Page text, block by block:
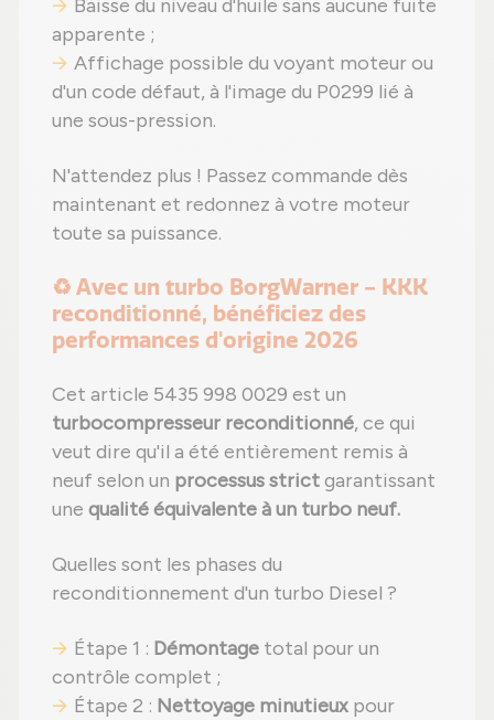
Baisse du niveau d'huile sans aucune fuite
apparente ;
Affichage possible du voyant moteur ou
d'un code défaut, à l'image du P0299 lié à
une sous-pression.
N'attendez plus ! Passez commande dès
maintenant et redonnez à votre moteur
toute sa puissance.
♻️ Avec un turbo BorgWarner - KKK
reconditionné, bénéficiez des
performances d'origine 2026
Cet article 5435 998 0029 est un
turbocompresseur reconditionné, ce qui
veut dire qu'il a été entièrement remis à
neuf selon un processus strictgarantissant
une qualité équivalente à un turbo neuf.
Quelles sont les phases du
reconditionnement d'un turbo Diesel ?
Étape 1 : Démontage total pour un
contrôle complet ;
Étape 2 : Nettoyage minutieux pour